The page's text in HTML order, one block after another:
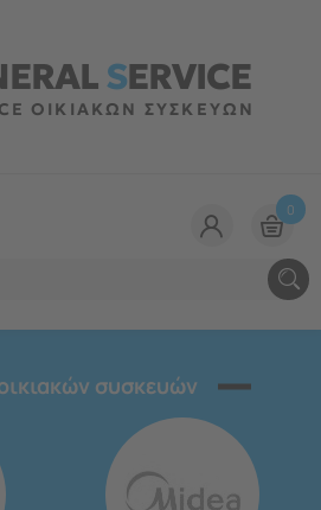
SERVICE
ΟΙΚΙΑΚΩΝ ΣΥΣΚΕΥΩΝ
0
συσκευών